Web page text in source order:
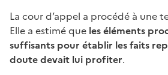
La cour d’appel a procédé à une
Elle a estimé que les éléments
suffisants pour établir les faits
doute devait lui profiter.